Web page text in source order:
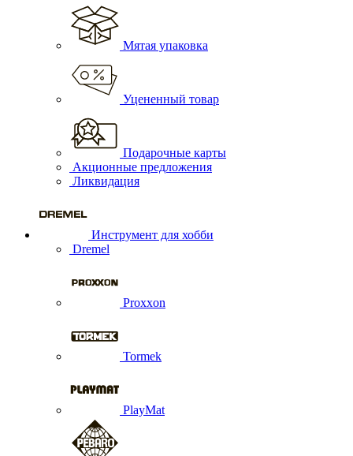
Мятая упаковка
Уцененный товар
Подарочные карты
Акционные предложения
Ликвидация
Инструмент для хобби
Dremel
Proxxon
Tormek
PlayMat